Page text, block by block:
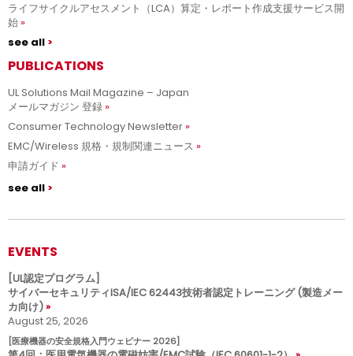
ライフサイクルアセスメント（LCA）算定・レポート作成支援サービス開
始
see all
PUBLICATIONS
UL Solutions Mail Magazine – Japan
メールマガジン 登録
Consumer Technology Newsletter
EMC/Wireless 規格・規制関連ニュース
申請ガイド
see all
EVENTS
[UL認定プログラム]
サイバーセキュリティISA/IEC 62443技術者認定トレーニング (製造メー
カ向け)
August 25, 2026
[医療機器の安全規格入門ウェビナー 2026]